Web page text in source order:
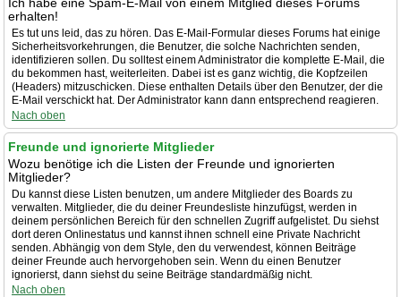
erhalten!
Es tut uns leid, das zu hören. Das E-Mail-Formular dieses Forums hat einige
Sicherheitsvorkehrungen, die Benutzer, die solche Nachrichten senden,
identifizieren sollen. Du solltest einem Administrator die komplette E-Mail, die
du bekommen hast, weiterleiten. Dabei ist es ganz wichtig, die Kopfzeilen
(Headers) mitzuschicken. Diese enthalten Details über den Benutzer, der die
E-Mail verschickt hat. Der Administrator kann dann entsprechend reagieren.
Nach oben
Freunde und ignorierte Mitglieder
Wozu benötige ich die Listen der Freunde und ignorierten
Mitglieder?
Du kannst diese Listen benutzen, um andere Mitglieder des Boards zu
verwalten. Mitglieder, die du deiner Freundesliste hinzufügst, werden in
deinem persönlichen Bereich für den schnellen Zugriff aufgelistet. Du siehst
dort deren Onlinestatus und kannst ihnen schnell eine Private Nachricht
senden. Abhängig von dem Style, den du verwendest, können Beiträge
deiner Freunde auch hervorgehoben sein. Wenn du einen Benutzer
ignorierst, dann siehst du seine Beiträge standardmäßig nicht.
Nach oben